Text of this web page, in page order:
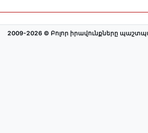
2009-2026 © Բոլոր իրավունքները